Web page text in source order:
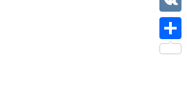
VK